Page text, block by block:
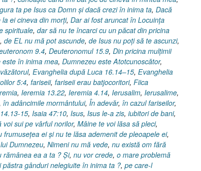
ta pe Isus ca Domn şi dacă crezi în inima ta, Dacă
ei cineva din morţi, Dar ai fost aruncat în Locuinţa
spirituale, dar să nu te încarci cu un păcat din pricina
, de EL nu mă pot ascunde, de Isus nu poţi să te ascunzi,
9.4, Deuteronomul 15.9, Din pricina mulţimii
în inima mea, Dumnezeu este Atotcunoscător,
, Evanghelia după Luca 16.14–15, Evanghelia
5:4, fariseii, fariseii erau batjocoritori, Fiica
, Ieremia 13.22, Ieremia 4.14, Ierusalim, Ierusalime,
în adâncimile mormântului, În adevăr, în cazul fariseilor,
15, Isaia 47:10, Isus, Isus le-a zis, iubitori de bani,
voi sui pe vârful norilor, Mâine te voi lăsa să pleci,
ei şi nu te lăsa ademenit de pleoapele ei,
Dumnezeu, Nimeni nu mă vede, nu există om fără
rămânea ea a ta ? Şi, nu vor crede, o mare problemă
păstra gânduri nelegiuite în inima ta ?, pe care-l